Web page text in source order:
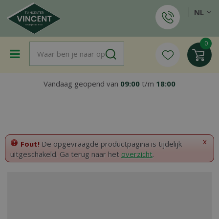
a
Vandaag geopend van 09:00 t/m 18:00
NL
x
Fout! De opgevraagde productpagina is tijdelijk
uitgeschakeld. Ga terug naar het overzicht.